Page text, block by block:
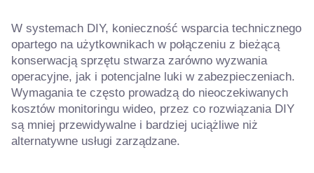
W systemach DIY, konieczność wsparcia technicznego
opartego na użytkownikach w połączeniu z bieżącą
konserwacją sprzętu stwarza zarówno wyzwania
operacyjne, jak i potencjalne luki w zabezpieczeniach.
Wymagania te często prowadzą do nieoczekiwanych
kosztów monitoringu wideo, przez co rozwiązania DIY
są mniej przewidywalne i bardziej uciążliwe niż
alternatywne usługi zarządzane.